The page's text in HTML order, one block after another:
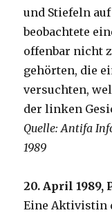
und Stiefeln
beobachtete
offenbar nicht
gehörten, die
versuchten,
der linken
Quelle: Antifa
1989
20. April 1989,
Eine Aktivistin